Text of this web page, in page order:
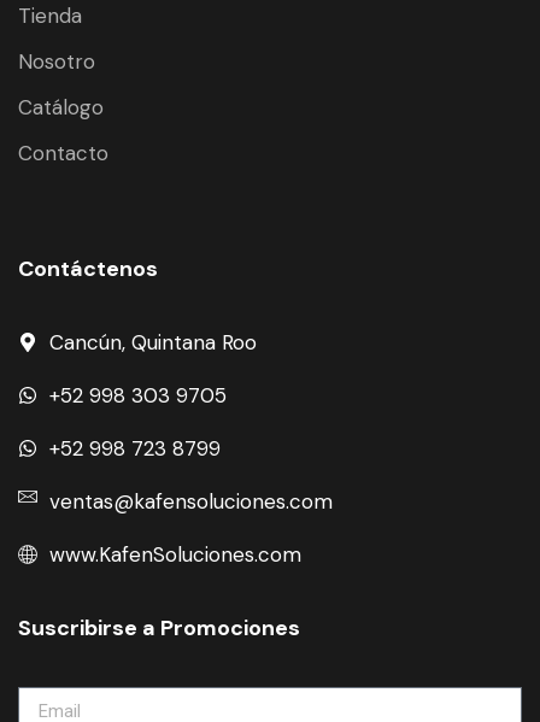
Tienda
Nosotro
Catálogo
Contacto
Contáctenos
Cancún, Quintana Roo
+52 998 303 9705
+52 998 723 8799
ventas@kafensoluciones.com
www.KafenSoluciones.com
Suscribirse a Promociones